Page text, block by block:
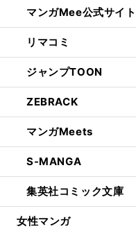
マンガMee公式サイト
リマコミ
ジャンプTOON
ZEBRACK
マンガMeets
S-MANGA
集英社コミック文庫
女性マンガ